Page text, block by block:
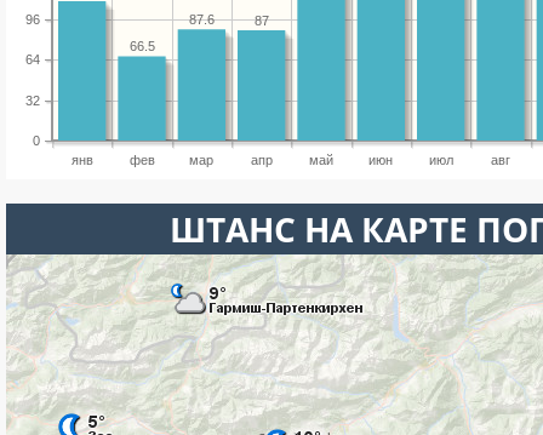
янв фев мар апр май июн июл авг
0
32
64
96 87
87.6
66.5
ШТАНС НА КАРТЕ